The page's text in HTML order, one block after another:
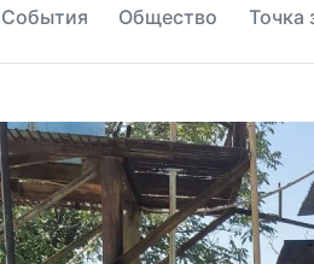
События Общество Точка